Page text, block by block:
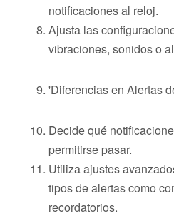
notificaciones al reloj.
Ajusta las
vibraciones, sonidos o
'Diferencias en Alertas
Decide qué
permitirse pasar.
Utiliza ajustes
tipos de alertas como
recordatorios.